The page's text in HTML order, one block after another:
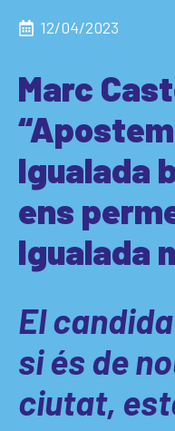
12/04/2023
Marc
Igualada
ens
Igualada
El
si és de
ciutat,